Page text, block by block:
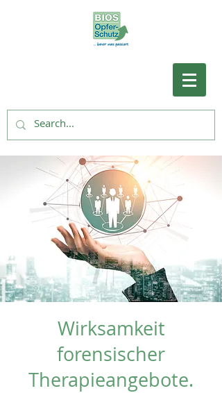
Wirksamkeit
forensischer
Therapieangebote.